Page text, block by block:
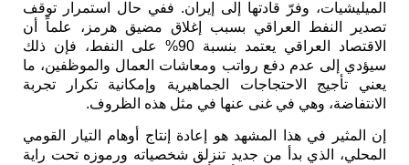
الميليشيات، وفرّ قادتها إلى إيران. ففي حال استمرار توقف
تصدير النفط العراقي بسبب إغلاق مضيق هرمز، علماً أن
الاقتصاد العراقي يعتمد بنسبة 90% على النفط، فإن ذلك
سيؤدي إلى عدم دفع رواتب ومعاشات العمال والموظفين، ما
يعني تأجيج الاحتجاجات الجماهيرية وإمكانية تكرار تجربة
الانتفاضة، وهي في غنى عنها في مثل هذه الظروف.
إن المثير في هذا المشهد هو إعادة إنتاج أوهام التيار القومي
المحلي، الذي بدأ من جديد تنزلق شخصياته ورموزه تحت راية